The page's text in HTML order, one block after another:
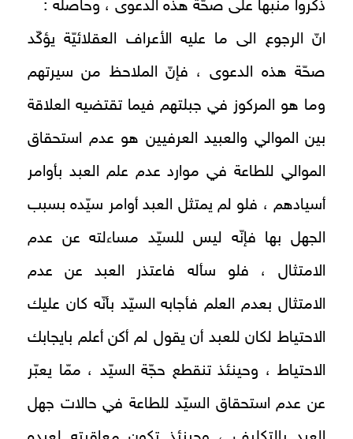
ذكروا منبها على صحّة هذه الدعوى ، وحاصله :
انّ الرجوع الى ما عليه الأعراف العقلائيّة يؤكّد
صحّة هذه الدعوى ، فإنّ الملاحظ من سيرتهم
وما هو المركوز في جبلتهم فيما تقتضيه العلاقة
بين الموالي والعبيد العرفيين هو عدم استحقاق
الموالي للطاعة في موارد عدم علم العبد بأوامر
أسيادهم ، فلو لم يمتثل العبد أوامر سيّده بسبب
الجهل بها فإنّه ليس للسيّد مساءلته عن عدم
الامتثال ، فلو سأله فاعتذر العبد عن عدم
الامتثال بعدم العلم فأجابه السيّد بأنّه كان عليك
الاحتياط لكان للعبد أن يقول لم أكن أعلم بايجابك
الاحتياط ، وحينئذ تنقطع حجّة السيّد ، ممّا يعبّر
عن عدم استحقاق السيّد للطاعة في حالات جهل